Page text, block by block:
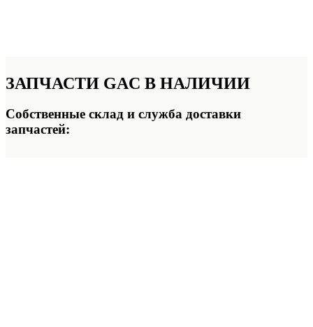
ЗАПЧАСТИ GAC В НАЛИЧИИ
Собственные склад и служба доставки
запчастей: